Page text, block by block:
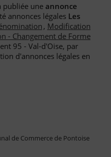
d'Annonces Légales
publiée une annonce
annonces légales Les
, Modification
- Changement de Forme
95 - Val-d'Oise, par
d'annonces légales en
de Commerce de Pontoise